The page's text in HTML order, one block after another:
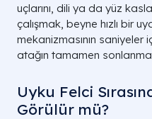
uçlarını, dili ya da yüz
çalışmak, beyne hızlı bir
mekanizmasının saniyeler
atağın tamamen
Uyku Felci
Görülür mü?